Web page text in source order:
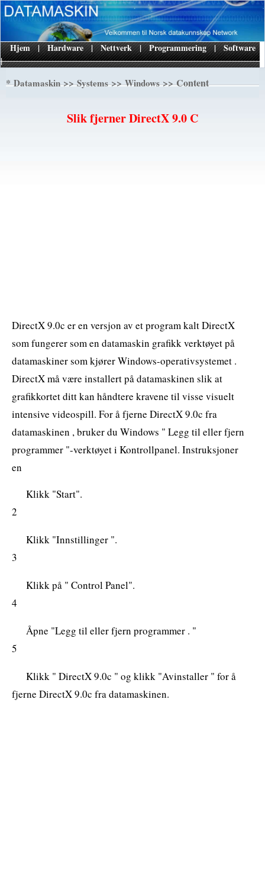
|
Hjem | Hardware | Nettverk | Programmering | Software
*Datamaskin>>Systems>>Windows>> Content
Slik fjerner DirectX 9.0 C
DirectX 9.0c er en versjon av et program kalt DirectX
som fungerer som en datamaskin grafikk verktøyet på
datamaskiner som kjører Windows-operativsystemet .
DirectX må være installert på datamaskinen slik at
grafikkortet ditt kan håndtere kravene til visse visuelt
intensive videospill. For å fjerne DirectX 9.0c fra
datamaskinen , bruker du Windows " Legg til eller fjern
programmer "-verktøyet i Kontrollpanel. Instruksjoner
en
Klikk "Start".
2
Klikk "Innstillinger ".
3
Klikk på " Control Panel".
4
Åpne "Legg til eller fjern programmer . "
5
Klikk " DirectX 9.0c " og klikk "Avinstaller " for å
fjerne DirectX 9.0c fra datamaskinen.